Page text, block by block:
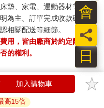
墊、家電、運動器材等）及
為主。訂單完成收款確認
相關配送等細節。
用，皆由廠商於約定配送時
的權利。
如接獲電話要求您前往
免受騙上當！
日
員
會